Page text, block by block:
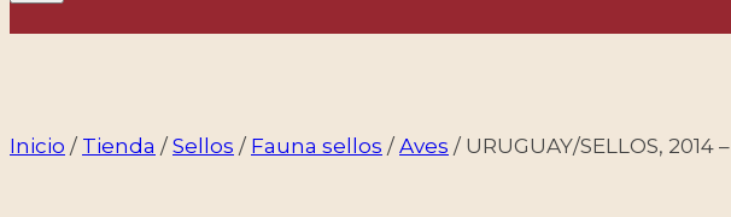
Inicio / Tienda / Sellos / Fauna sellos / Aves / URUGUAY/SELLOS, 2014